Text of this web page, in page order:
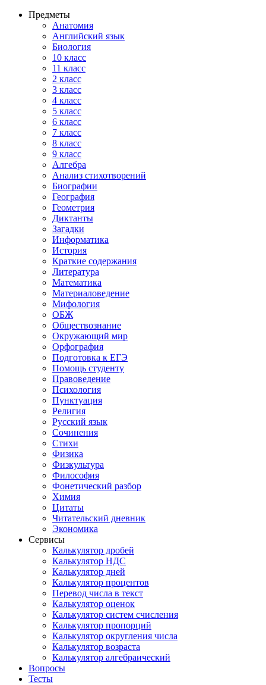
Предметы
Анатомия
Английский язык
Биология
10 класс
11 класс
2 класс
3 класс
4 класс
5 класс
6 класс
7 класс
8 класс
9 класс
Алгебра
Анализ стихотворений
Биографии
География
Геометрия
Диктанты
Загадки
Информатика
История
Краткие содержания
Литература
Математика
Материаловедение
Мифология
ОБЖ
Обществознание
Окружающий мир
Орфография
Подготовка к ЕГЭ
Помощь студенту
Правоведение
Психология
Пунктуация
Религия
Русский язык
Сочинения
Стихи
Физика
Физкультура
Философия
Фонетический разбор
Химия
Цитаты
Читательский дневник
Экономика
Сервисы
Калькулятор дробей
Калькулятор НДС
Калькулятор дней
Калькулятор процентов
Перевод числа в текст
Калькулятор оценок
Калькулятор систем счисления
Калькулятор пропорций
Калькулятор округления числа
Калькулятор возраста
Калькулятор алгебраический
Вопросы
Тесты